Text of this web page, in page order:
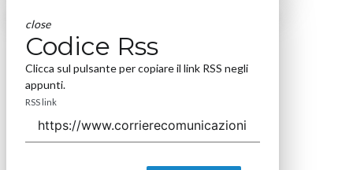
close
Codice Rss
Clicca sul pulsante per copiare il link RSS negli
appunti.
RSS link